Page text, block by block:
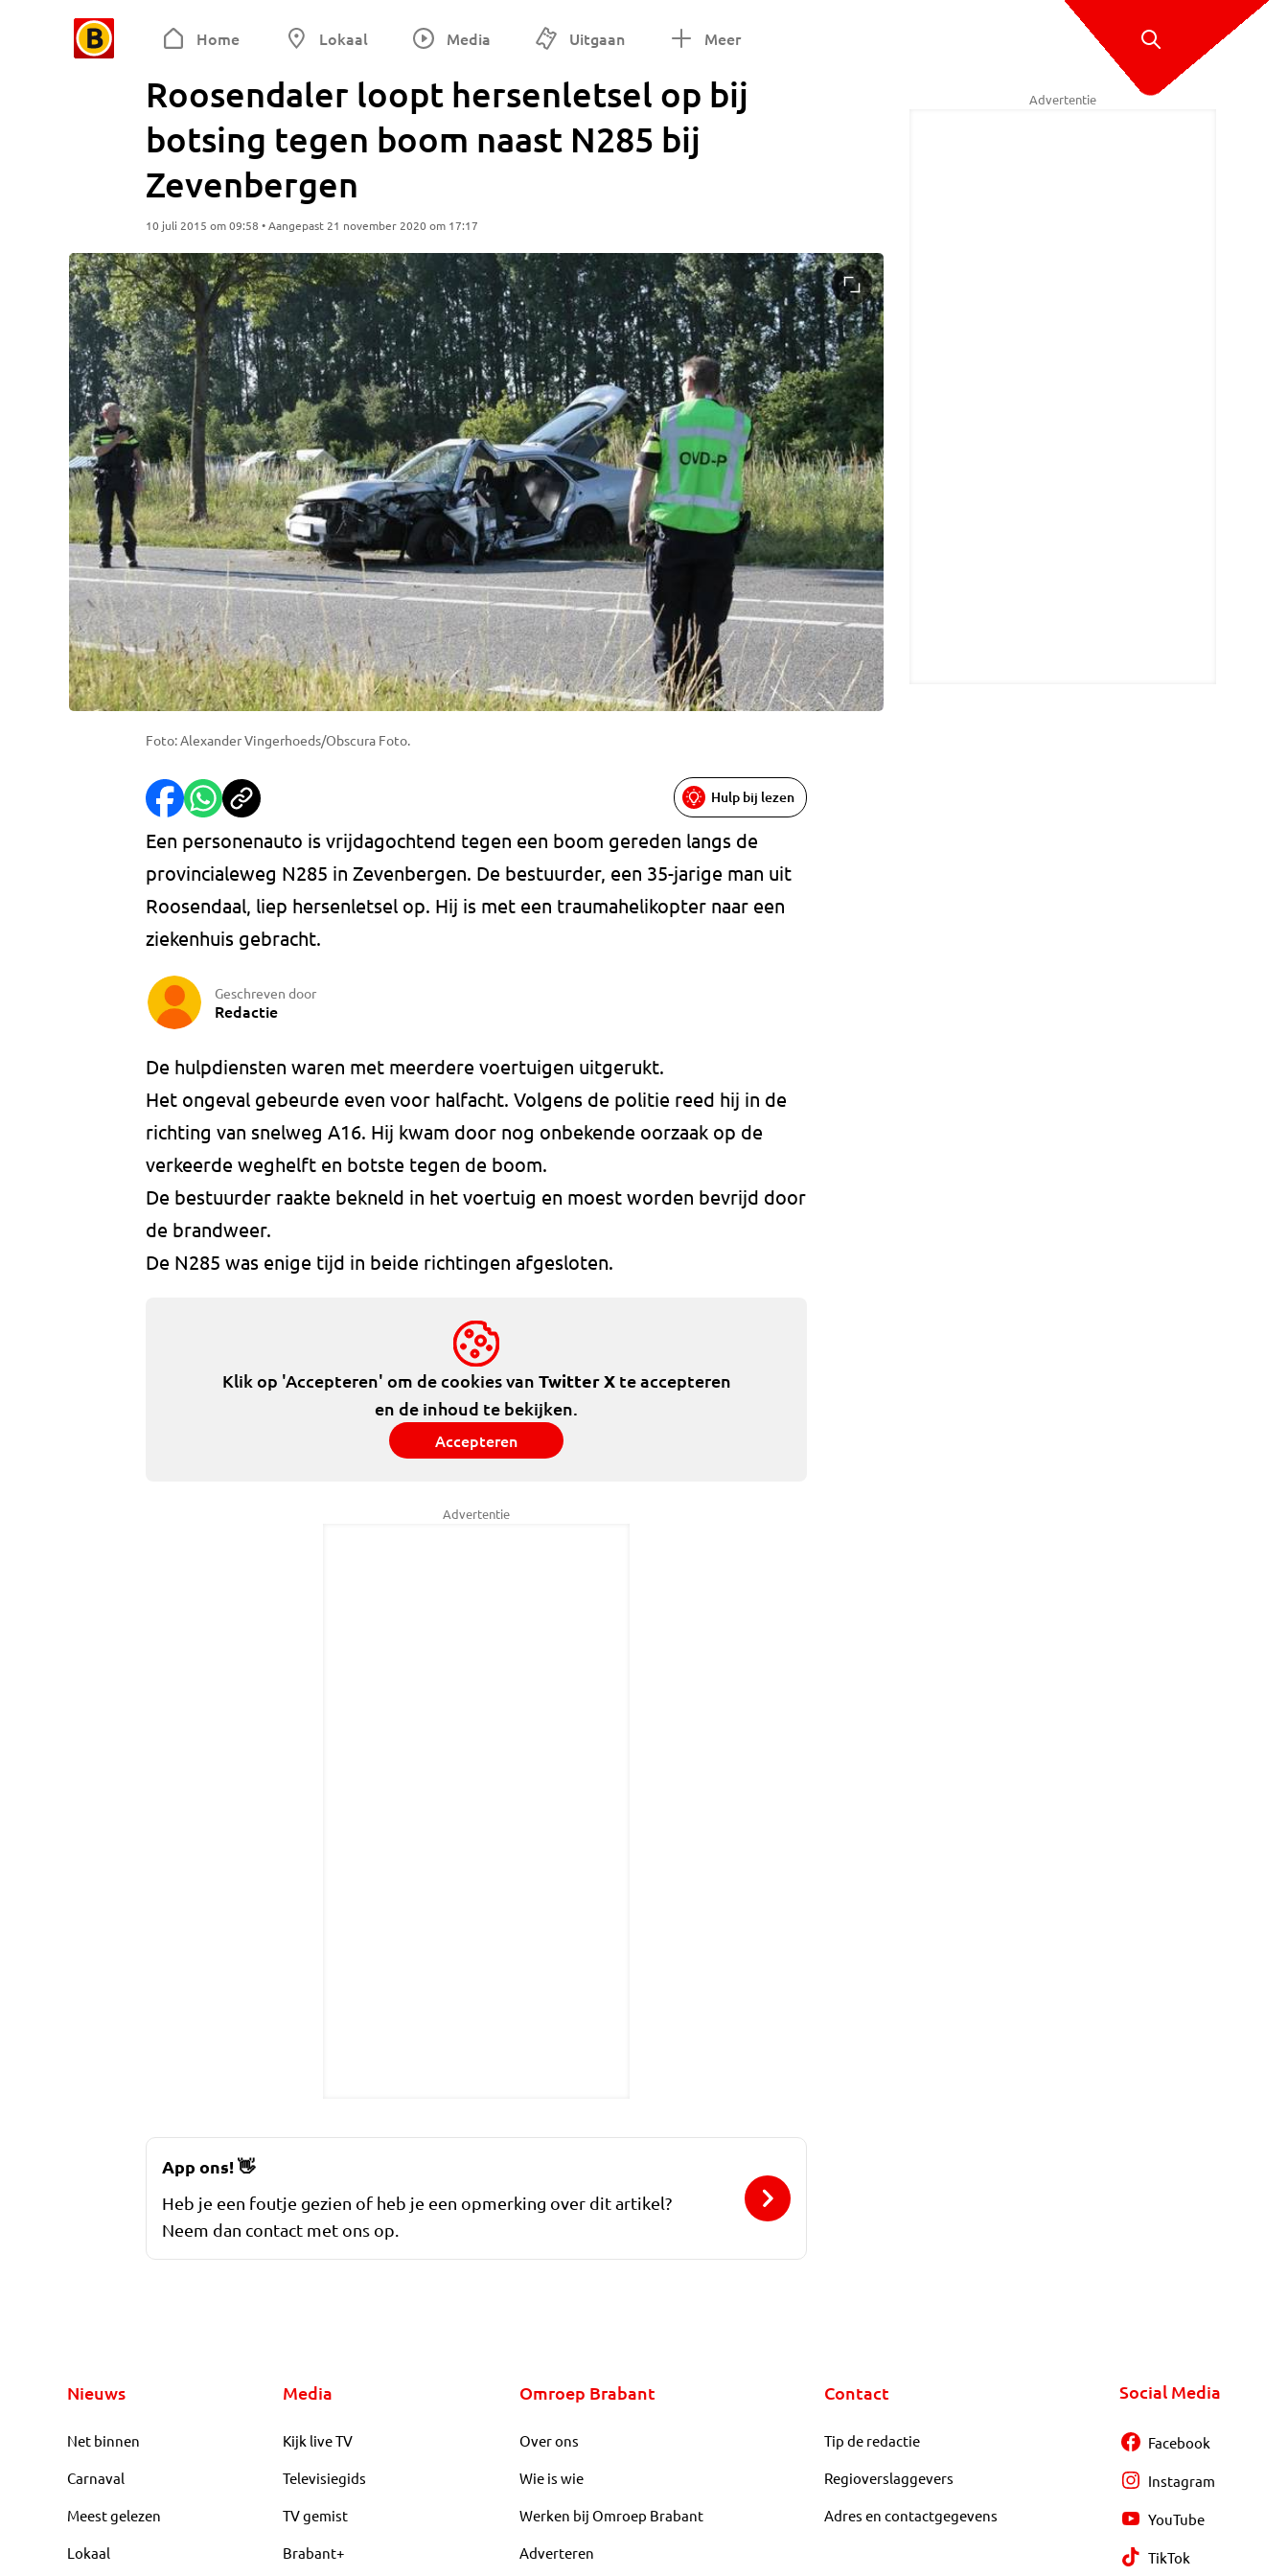
Home Lokaal Media Uitgaan Meer
Roosendaler loopt hersenletsel op bij
botsing tegen boom naast N285 bij
Zevenbergen
10 juli 2015 om 09:58 • Aangepast 21 november 2020 om 17:17
Foto: Alexander Vingerhoeds/Obscura Foto.
Hulp bij lezen
Een personenauto is vrijdagochtend tegen een boom gereden langs de
provincialeweg N285 in Zevenbergen. De bestuurder, een 35-jarige man uit
Roosendaal, liep hersenletsel op. Hij is met een traumahelikopter naar een
ziekenhuis gebracht.
Geschreven door
Redactie
De hulpdiensten waren met meerdere voertuigen uitgerukt.
Het ongeval gebeurde even voor halfacht. Volgens de politie reed hij in de
richting van snelweg A16. Hij kwam door nog onbekende oorzaak op de
verkeerde weghelft en botste tegen de boom.
De bestuurder raakte bekneld in het voertuig en moest worden bevrijd door
de brandweer.
De N285 was enige tijd in beide richtingen afgesloten.
Klik op 'Accepteren' om de cookies van Twitter Xte accepteren
en de inhoud te bekijken.
Accepteren
Advertentie
Advertentie
App ons!👋
Heb je een foutje gezien of heb je een opmerking over dit artikel?
Neem dan contact met ons op.
Nieuws
Net binnen
Carnaval
Meest gelezen
Lokaal
Media
Kijk live TV
Televisiegids
TV gemist
Brabant+
Omroep Brabant
Over ons
Wie is wie
Werken bij Omroep Brabant
Adverteren
Contact
Tip de redactie
Regioverslaggevers
Adres en contactgegevens
Social Media
Facebook
Instagram
YouTube
TikTok